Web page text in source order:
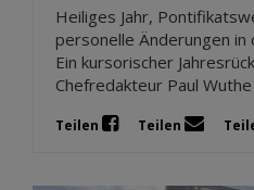
Heiliges Jahr,
personelle Änderungen in
Ein kursorischer
Chefredakteur Paul Wuthe
Teilen Teilen